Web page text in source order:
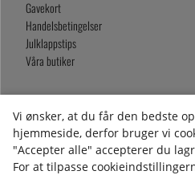
Gavekort
Handelsbetingelser
Julklappstips
Våra butiker
2026
Vi ønsker, at du får den bedste
hjemmeside, derfor bruger vi
"Accepter alle" accepterer du
For at tilpasse